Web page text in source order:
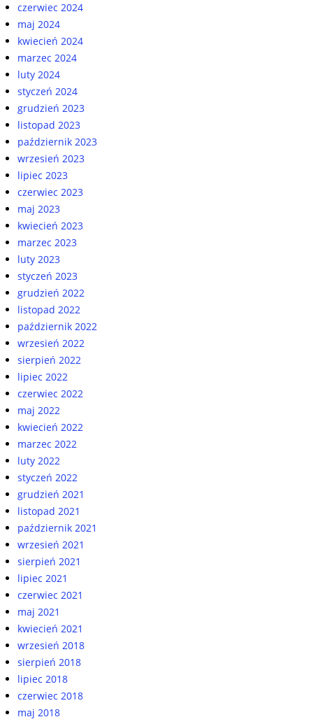
czerwiec 2024
maj 2024
kwiecień 2024
marzec 2024
luty 2024
styczeń 2024
grudzień 2023
listopad 2023
październik 2023
wrzesień 2023
lipiec 2023
czerwiec 2023
maj 2023
kwiecień 2023
marzec 2023
luty 2023
styczeń 2023
grudzień 2022
listopad 2022
październik 2022
wrzesień 2022
sierpień 2022
lipiec 2022
czerwiec 2022
maj 2022
kwiecień 2022
marzec 2022
luty 2022
styczeń 2022
grudzień 2021
listopad 2021
październik 2021
wrzesień 2021
sierpień 2021
lipiec 2021
czerwiec 2021
maj 2021
kwiecień 2021
wrzesień 2018
sierpień 2018
lipiec 2018
czerwiec 2018
maj 2018